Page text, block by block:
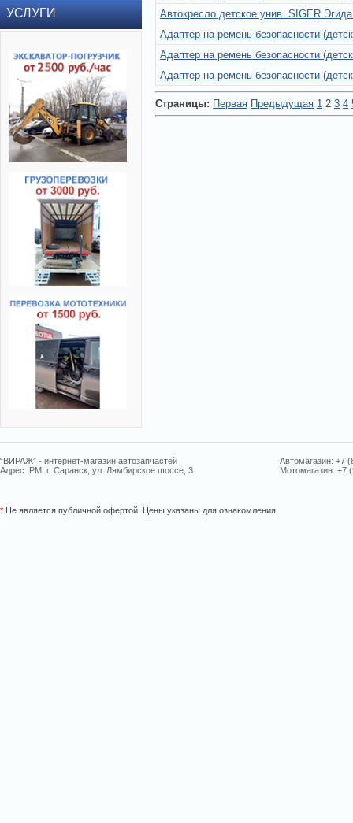
УСЛУГИ
Автокресло детское унив. SIGER
Адаптер на ремень безопасности
Адаптер на ремень безопасности
Адаптер на ремень безопасности
Страницы: Первая Предыдущая 1 2 3 4
“ВИРАЖ” - интернет-магазин автозапчастей
Адрес: РМ, г. Саранск, ул. Лямбирское шоссе, 3
Автомагазин: +7
Мотомагазин: +7
* Не является публичной офертой. Цены указаны для ознакомления.